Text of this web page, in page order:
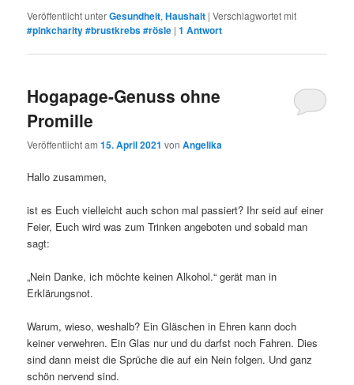
Veröffentlicht unterGesundheit,Haushalt |Verschlagwortet mit
#pinkcharity #brustkrebs #rösle |1 Antwort
Hogapage-Genuss ohne
Promille
Veröffentlicht am15. April 2021 vonAngelika
Hallo zusammen,
ist es Euch vielleicht auch schon mal passiert? Ihr seid auf einer
Feier, Euch wird was zum Trinken angeboten und sobald man
sagt:
„Nein Danke, ich möchte keinen Alkohol.“ gerät man in
Erklärungsnot.
Warum, wieso, weshalb? Ein Gläschen in Ehren kann doch
keiner verwehren. Ein Glas nur und du darfst noch Fahren. Dies
sind dann meist die Sprüche die auf ein Nein folgen. Und ganz
schön nervend sind.